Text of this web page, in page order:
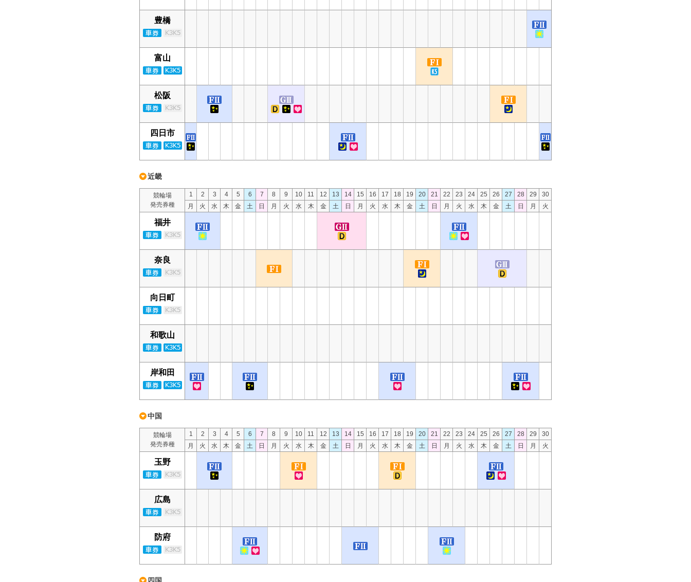
豊橋
富山
松阪
四日市
近畿
競輪場
発売券種
1 2 3 4 5 6 7 8 9 10 11 12 13 14 15 16 17 18 19 20 21 22 23 24 25 26 27 28 29
30
月
火 水 木 金 土 日 月 火 水 木 金 土 日 月 火 水 木 金 土 日 月 火 水 木 金 土 日 月 火
福井
奈良
向日町
和歌山
岸和田
中国
競輪場
発売券種
1 2 3 4 5 6 7 8 9 10 11 12 13 14 15 16 17 18 19 20 21 22 23 24 25 26 27 28 29
30
月
火 水 木 金 土 日 月 火 水 木 金 土 日 月 火 水 木 金 土 日 月 火 水 木 金 土 日 月 火
玉野
広島
防府